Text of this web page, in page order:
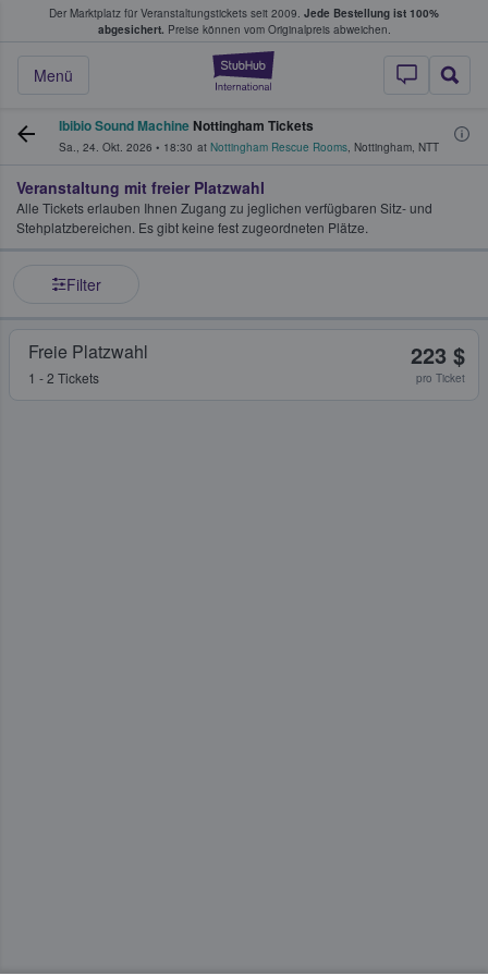
Der Marktplatz für Veranstaltungstickets seit 2009. Jede Bestellung ist 100%
abgesichert. Preise können vom Originalpreis abweichen.
StubHub - Wo
Menü
Tickets kaufen & verkaufen
Ibibio Sound Machine Nottingham Tickets
Sa., 24. Okt. 2026 • 18:30 at Nottingham Rescue Rooms, Nottingham, NTT
Veranstaltung mit freier Platzwahl
Alle Tickets erlauben Ihnen Zugang zu jeglichen verfügbaren Sitz- und
Stehplatzbereichen. Es gibt keine fest zugeordneten Plätze.
Filter
Freie Platzwahl
1 - 2 Tickets
223 $
pro Ticket